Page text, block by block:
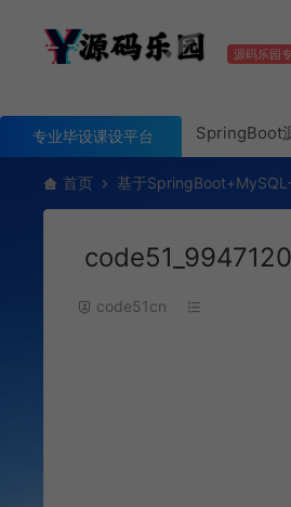
源码乐园
专业毕设课设平台 SpringBoot
首页 基于
code51cn